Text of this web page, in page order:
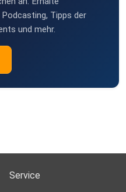
Tipps der
und mehr.
Service